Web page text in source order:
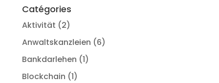
Catégories
Aktivität (2)
Anwaltskanzleien (6)
Bankdarlehen (1)
Blockchain (1)